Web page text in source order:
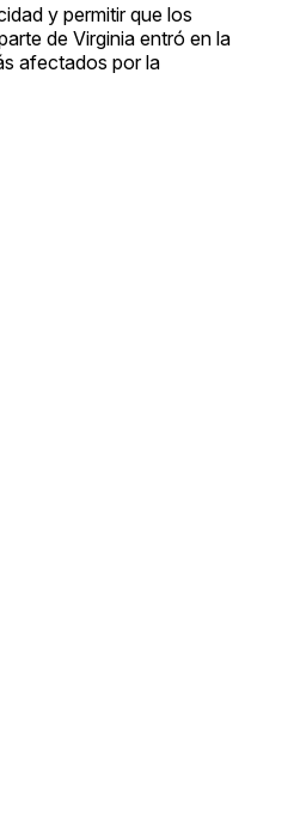
y permitir que los
de Virginia entró en la
afectados por la